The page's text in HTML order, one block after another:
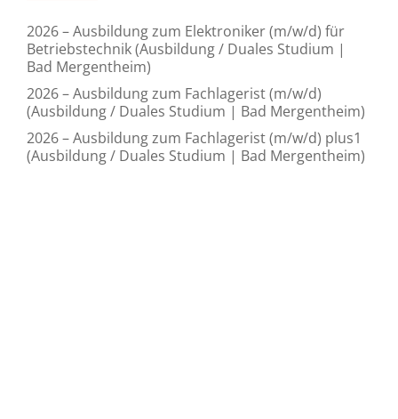
2026 – Ausbildung zum Elektroniker (m/w/d) für
Betriebstechnik (Ausbildung / Duales Studium |
Bad Mergentheim)
2026 – Ausbildung zum Fachlagerist (m/w/d)
(Ausbildung / Duales Studium | Bad Mergentheim)
2026 – Ausbildung zum Fachlagerist (m/w/d) plus1
(Ausbildung / Duales Studium | Bad Mergentheim)